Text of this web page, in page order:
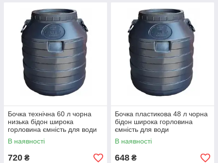
Бочка технічна 60 л чорна
низька бідон широка
горловина ємність для води
В наявності
720 ₴
Бочка пластикова 48 л чорна
бідон широка горловина
ємність для води
В наявності
648 ₴